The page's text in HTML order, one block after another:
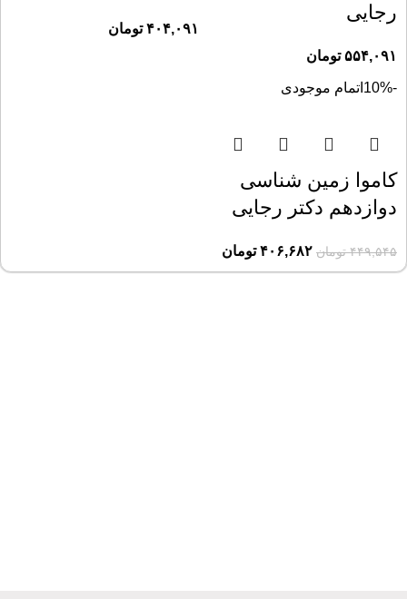
رجایی
۵۵۴,۰۹۱ تومان
۴۰۴,۰۹۱ تومان
-10% اتمام موجودی
کاموا زمین شناسی
دوازدهم دکتر رجایی
۴۴۹,۵۴۵ تومان ۴۰۶,۶۸۲ تومان